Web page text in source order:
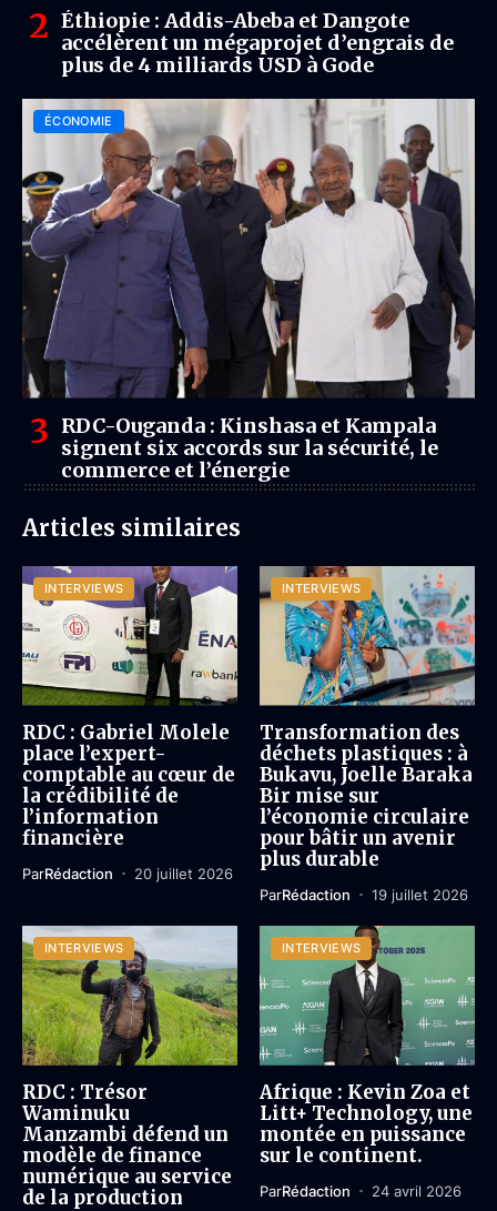
Éthiopie : Addis-Abeba et Dangote
accélèrent un mégaprojet d’engrais de
plus de 4 milliards USD à Gode
ÉCONOMIE
RDC-Ouganda : Kinshasa et Kampala
signent six accords sur la sécurité, le
commerce et l’énergie
Articles similaires
INTERVIEWS
RDC : Gabriel Molele
place l’expert-
comptable au cœur de
la crédibilité de
l’information
financière
ParRédaction 20 juillet 2026
INTERVIEWS
Transformation des
déchets plastiques : à
Bukavu, Joelle Baraka
Bir mise sur
l’économie circulaire
pour bâtir un avenir
plus durable
ParRédaction 19 juillet 2026
INTERVIEWS
RDC : Trésor
Waminuku
Manzambi défend un
modèle de finance
numérique au service
de la production
INTERVIEWS
Afrique : Kevin Zoa et
Litt+ Technology, une
montée en puissance
sur le continent.
ParRédaction 24 avril 2026